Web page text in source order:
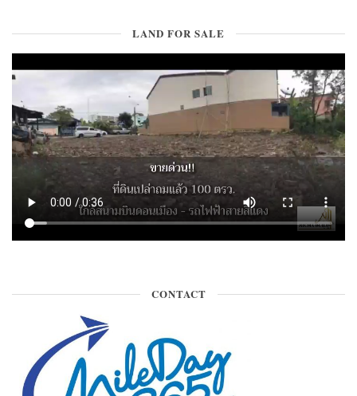
LAND FOR SALE
CONTACT